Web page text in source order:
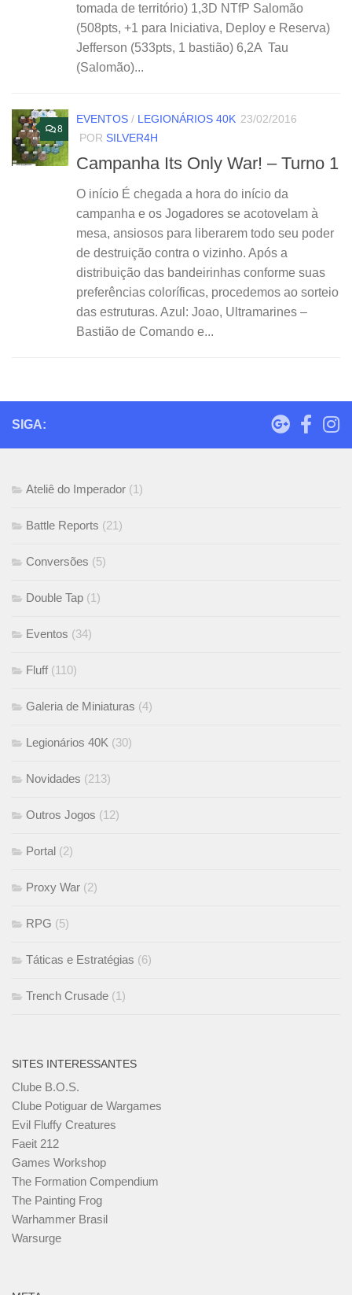
tomada de território) 1,3D NTfP Salomão
(508pts, +1 para Iniciativa, Deploy e Reserva)
Jefferson (533pts, 1 bastião) 6,2A Tau
(Salomão)...
8
EVENTOS / LEGIONÁRIOS 40K 23/02/2016
POR SILVER4H
Campanha Its Only War! – Turno 1
O início É chegada a hora do início da
campanha e os Jogadores se acotovelam à
mesa, ansiosos para liberarem todo seu poder
de destruição contra o vizinho. Após a
distribuição das bandeirinhas conforme suas
preferências coloríficas, procedemos ao sorteio
das estruturas. Azul: Joao, Ultramarines –
Bastião de Comando e...
SIGA:
Ateliê do Imperador (1)
Battle Reports (21)
Conversões (5)
Double Tap (1)
Eventos (34)
Fluff (110)
Galeria de Miniaturas (4)
Legionários 40K (30)
Novidades (213)
Outros Jogos (12)
Portal (2)
Proxy War (2)
RPG (5)
Táticas e Estratégias (6)
Trench Crusade (1)
SITES INTERESSANTES
Clube B.O.S.
Clube Potiguar de Wargames
Evil Fluffy Creatures
Faeit 212
Games Workshop
The Formation Compendium
The Painting Frog
Warhammer Brasil
Warsurge